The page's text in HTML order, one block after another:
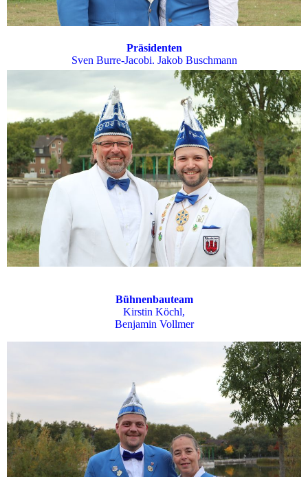
Präsidenten
Sven Burre-Jacobi. Jakob Buschmann
Bühnenbauteam
Kirstin Köchl,
Benjamin Vollmer